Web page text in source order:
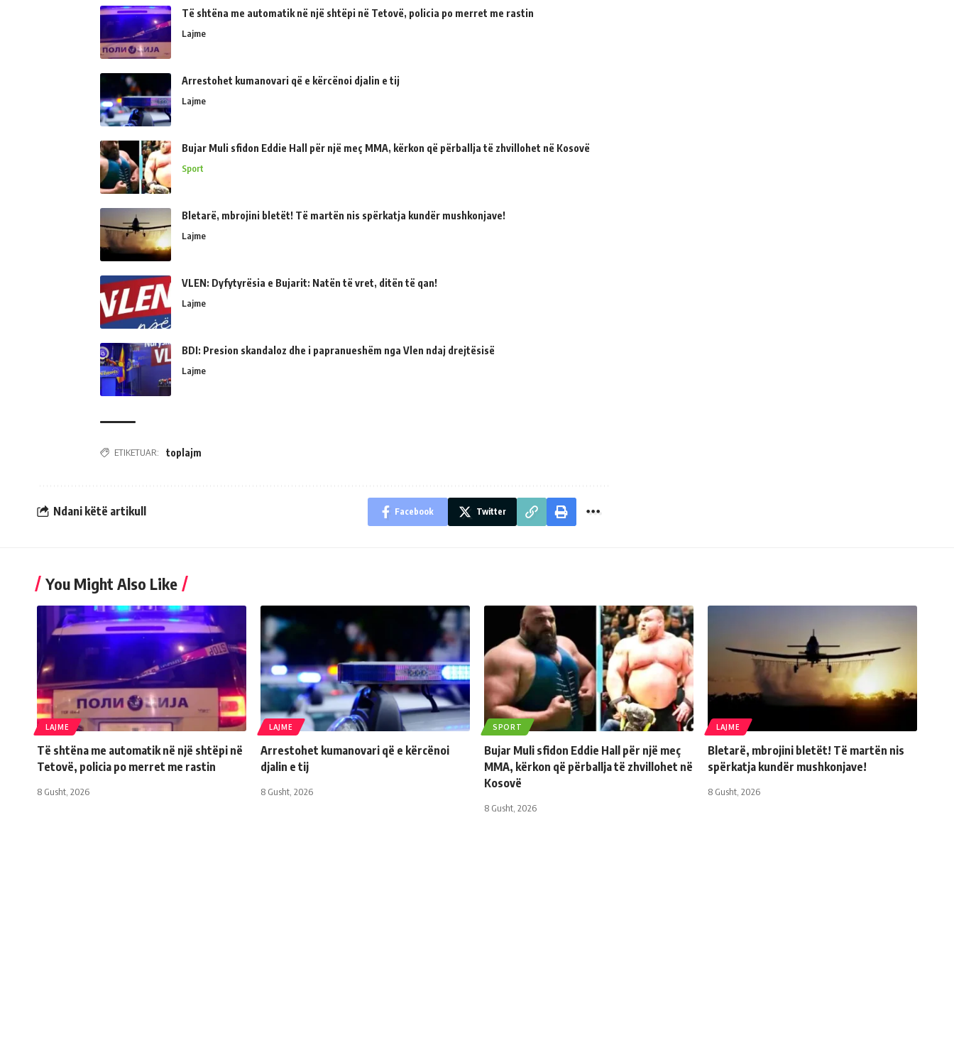
Të shtëna me automatik në një shtëpi në Tetovë, policia po merret me rastin
Lajme
Arrestohet kumanovari që e kërcënoi djalin e tij
Lajme
Bujar Muli sfidon Eddie Hall për një meç MMA, kërkon që përballja të zhvillohet në Kosovë
Sport
Bletarë, mbrojini bletët! Të martën nis spërkatja kundër mushkonjave!
Lajme
VLEN: Dyfytyrësia e Bujarit: Natën të vret, ditën të qan!
Lajme
BDI: Presion skandaloz dhe i papranueshëm nga Vlen ndaj drejtësisë
Lajme
ETIKETUAR: toplajm
Ndani këtë artikull Facebook Twitter
You Might Also Like
LAJME
Të shtëna me automatik në një shtëpi në
Tetovë, policia po merret me rastin
8 Gusht, 2026
LAJME
Arrestohet kumanovari që e kërcënoi
djalin e tij
8 Gusht, 2026
SPORT
Bujar Muli sfidon Eddie Hall për një meç
MMA, kërkon që përballja të zhvillohet në
Kosovë
8 Gusht, 2026
LAJME
Bletarë, mbrojini bletët! Të martën nis
spërkatja kundër mushkonjave!
8 Gusht, 2026